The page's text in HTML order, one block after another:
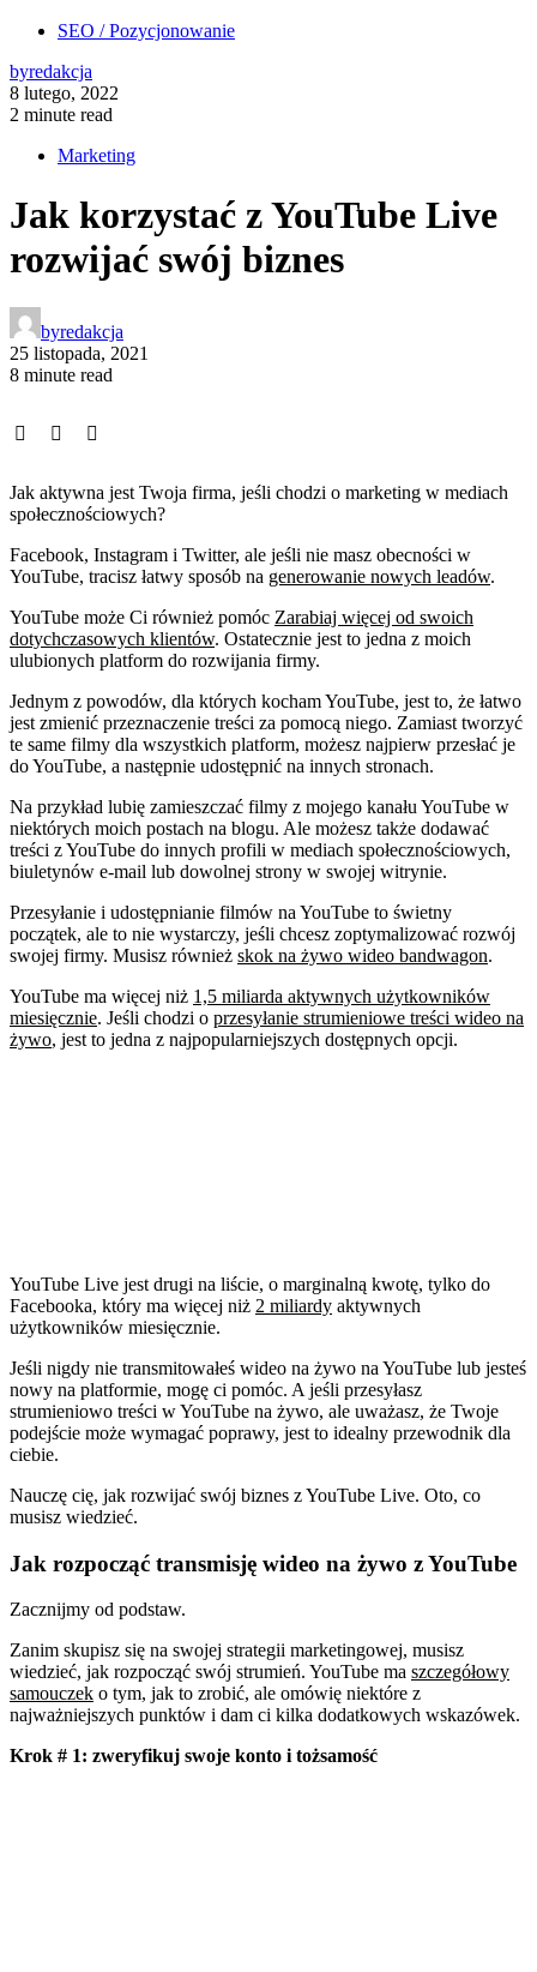
SEO / Pozycjonowanie
byredakcja
8 lutego, 2022
2 minute read
Marketing
Jak korzystać z YouTube Live
rozwijać swój biznes
byredakcja
25 listopada, 2021
8 minute read
Jak aktywna jest Twoja firma, jeśli chodzi o marketing w mediach
społecznościowych?
Facebook, Instagram i Twitter, ale jeśli nie masz obecności w
YouTube, tracisz łatwy sposób na generowanie nowych leadów.
YouTube może Ci również pomóc Zarabiaj więcej od swoich
dotychczasowych klientów. Ostatecznie jest to jedna z moich
ulubionych platform do rozwijania firmy.
Jednym z powodów, dla których kocham YouTube, jest to, że łatwo
jest zmienić przeznaczenie treści za pomocą niego. Zamiast tworzyć
te same filmy dla wszystkich platform, możesz najpierw przesłać je
do YouTube, a następnie udostępnić na innych stronach.
Na przykład lubię zamieszczać filmy z mojego kanału YouTube w
niektórych moich postach na blogu. Ale możesz także dodawać
treści z YouTube do innych profili w mediach społecznościowych,
biuletynów e-mail lub dowolnej strony w swojej witrynie.
Przesyłanie i udostępnianie filmów na YouTube to świetny
początek, ale to nie wystarczy, jeśli chcesz zoptymalizować rozwój
swojej firmy. Musisz również skok na żywo wideo bandwagon.
YouTube ma więcej niż 1,5 miliarda aktywnych użytkowników
miesięcznie. Jeśli chodzi o przesyłanie strumieniowe treści wideo na
żywo, jest to jedna z najpopularniejszych dostępnych opcji.
YouTube Live jest drugi na liście, o marginalną kwotę, tylko do
Facebooka, który ma więcej niż 2 miliardy aktywnych
użytkowników miesięcznie.
Jeśli nigdy nie transmitowałeś wideo na żywo na YouTube lub jesteś
nowy na platformie, mogę ci pomóc. A jeśli przesyłasz
strumieniowo treści w YouTube na żywo, ale uważasz, że Twoje
podejście może wymagać poprawy, jest to idealny przewodnik dla
ciebie.
Nauczę cię, jak rozwijać swój biznes z YouTube Live. Oto, co
musisz wiedzieć.
Jak rozpocząć transmisję wideo na żywo z YouTube
Zacznijmy od podstaw.
Zanim skupisz się na swojej strategii marketingowej, musisz
wiedzieć, jak rozpocząć swój strumień. YouTube ma szczegółowy
samouczek o tym, jak to zrobić, ale omówię niektóre z
najważniejszych punktów i dam ci kilka dodatkowych wskazówek.
Krok # 1: zweryfikuj swoje konto i tożsamość